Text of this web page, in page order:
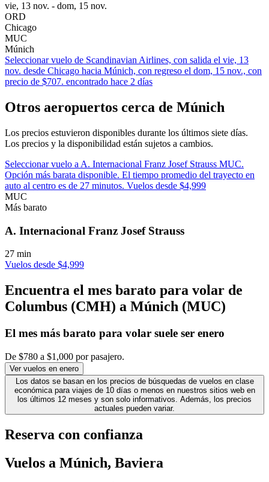
vie, 13 nov. - dom, 15 nov.
ORD
Chicago
MUC
Múnich
Seleccionar vuelo de Scandinavian Airlines, con salida el vie, 13
nov. desde Chicago hacia Múnich, con regreso el dom, 15 nov., con
precio de $707. encontrado hace 2 días
Otros aeropuertos cerca de Múnich
Los precios estuvieron disponibles durante los últimos siete días.
Los precios y la disponibilidad están sujetos a cambios.
Seleccionar vuelo a A. Internacional Franz Josef Strauss MUC.
Opción más barata disponible. El tiempo promedio del trayecto en
auto al centro es de 27 minutos. Vuelos desde $4,999
MUC
Más barato
A. Internacional Franz Josef Strauss
27 min
Vuelos desde $4,999
Encuentra el mes barato para volar de
Columbus (CMH) a Múnich (MUC)
El mes más barato para volar suele ser enero
De $780 a $1,000 por pasajero.
Ver vuelos en enero
Los datos se basan en los precios de búsquedas de vuelos en clase
económica para viajes de 10 días o menos en nuestros sitios web en
los últimos 12 meses y son solo informativos. Además, los precios
actuales pueden variar.
Reserva con confianza
Vuelos a Múnich, Baviera